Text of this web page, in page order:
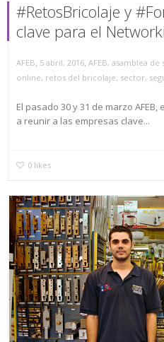
#RetosBricolaje y
clave para el
AFEB, 5 abril, 2016, AFEB, asamblea de
online, retos del bricolaje, sector,
El pasado 30 y 31 de marzo
a reunir a las empresas clave...
0 likes